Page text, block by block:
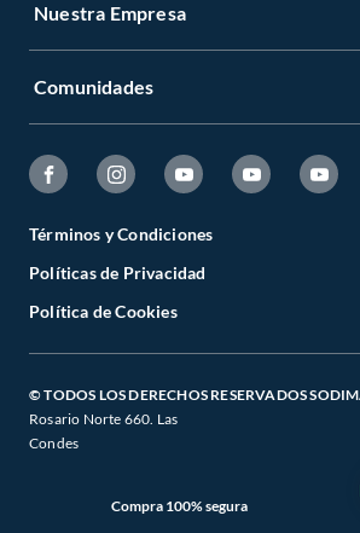
Nuestra Empresa
Comunidades
Términos y Condiciones
Políticas de Privacidad
Política de Cookies
© TODOS LOS DERECHOS RESERVADOS
Rosario Norte 660. Las
Condes
Compra 100% segura